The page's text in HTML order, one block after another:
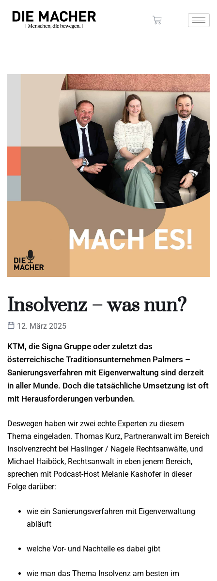
Insolvenz – was nun?
12. März 2025
KTM, die Signa Gruppe oder zuletzt das
österreichische Traditionsunternehmen Palmers –
Sanierungsverfahren mit Eigenverwaltung sind derzeit
in aller Munde. Doch die tatsächliche Umsetzung ist oft
mit Herausforderungen verbunden.
Deswegen haben wir zwei echte Experten zu diesem
Thema eingeladen. Thomas Kurz, Partneranwalt im Bereich
Insolvenzrecht bei Haslinger / Nagele Rechtsanwälte, und
Michael Haiböck, Rechtsanwalt in eben jenem Bereich,
sprechen mit Podcast-Host Melanie Kashofer in dieser
Folge darüber:
wie ein Sanierungsverfahren mit Eigenverwaltung
abläuft
welche Vor- und Nachteile es dabei gibt
wie man das Thema Insolvenz am besten im